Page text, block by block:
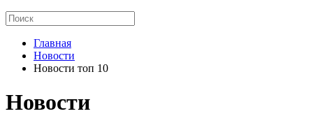
Главная
Новости
Новости топ 10
Новости